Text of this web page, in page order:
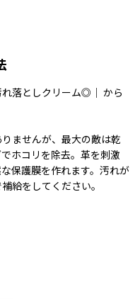
落としクリーム◎｜ から
ませんが、最大の敵は乾
ホコリを除去。革を刺激
保護膜を作れます。汚れが
給をしてください。